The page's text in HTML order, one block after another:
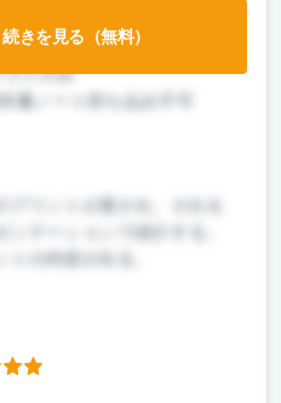
ポートのみ
トのみ
書ノート持ち込み不可
ンテーションで紹介する。
続きを見る（無料）